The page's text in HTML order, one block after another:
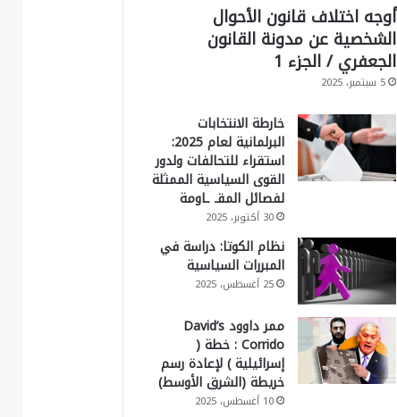
أوجه اختلاف قانون الأحوال
الشخصية عن مدونة القانون
الجعفري / الجزء 1
5 سبتمبر، 2025
خارطة الانتخابات
البرلمانية لعام 2025:
استقراء للتحالفات ولدور
القوى السياسية الممثلة
لفصائل المقـ ـاومة
30 أكتوبر، 2025
نظام الكوتا: دراسة في
المبررات السياسية
25 أغسطس، 2025
ممر داوود David’s
Corrido : خطة (
إسرائيلية ) لإعادة رسم
خريطة (الشرق الأوسط)
10 أغسطس، 2025